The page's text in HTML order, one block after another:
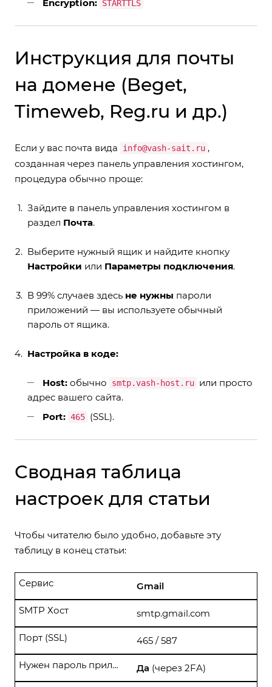
Encryption: STARTTLS
Инструкция для почты
на домене (Beget,
Timeweb, Reg.ru и др.)
Если у вас почта вида info@vash-sait.ru ,
созданная через панель управления хостингом,
процедура обычно проще:
Зайдите в панель управления хостингом в
раздел Почта.
Выберите нужный ящик и найдите кнопку
Настройки или Параметры подключения.
В 99% случаев здесь не нужны пароли
приложений — вы используете обычный
пароль от ящика.
Настройка в коде:
Host: обычно smtp.vash-host.ru или просто
адрес вашего сайта.
Port: 465 (SSL).
Сводная таблица
настроек для статьи
Чтобы читателю было удобно, добавьте эту
таблицу в конец статьи:
Gmail
Сервис
smtp.gmail.com
SMTP Хост
465 / 587
Порт (SSL)
Да (через 2FA)
Нужен пароль приложения?